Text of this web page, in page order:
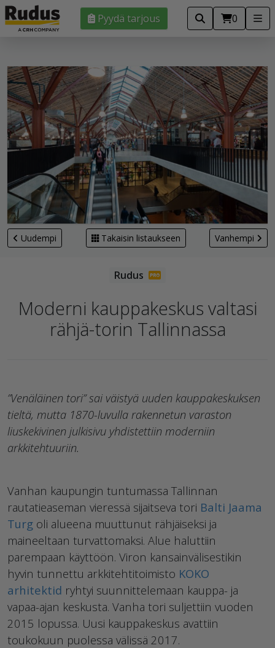
Pyydä tarjous 0
Uudempi Takaisin listaukseen Vanhempi
Moderni kauppakeskus valtasi
rähjä-torin Tallinnassa
”Venäläinen tori” sai väistyä uuden kauppakeskuksen
tieltä, mutta 1870-luvulla rakennetun varaston
liuskekivinen julkisivu yhdistettiin moderniin
arkkitehtuuriin.
Vanhan kaupungin tuntumassa Tallinnan
rautatieaseman vieressä sijaitseva tori Balti Jaama
Turg oli alueena muuttunut rähjäiseksi ja
maineeltaan turvattomaksi. Alue haluttiin
parempaan käyttöön. Viron kansainvälisestikin
hyvin tunnettu arkkitehtitoimisto KOKO
arhitektid ryhtyi suunnittelemaan kauppa- ja
vapaa-ajan keskusta. Vanha tori suljettiin vuoden
2015 lopussa. Uusi kauppakeskus avattiin
toukokuun puolessa välissä 2017.